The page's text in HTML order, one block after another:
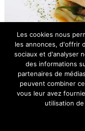
Filets de rougets grillés,
Les cookies nous
les annonces, d'offrir
sociaux et d'analyser
des informations
partenaires de
peuvent combiner
vous leur avez
utilisation